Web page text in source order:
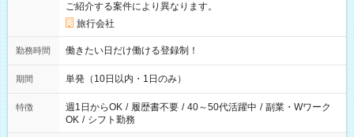
ご紹介する案件により異なります。
旅行会社
勤務時間 働きたい日だけ働ける登録制！
期間 単発（10日以内・1日のみ）
特徴 週1日からOK / 履歴書不要 / 40～50代活躍中 / 副業・Wワーク
OK / シフト勤務